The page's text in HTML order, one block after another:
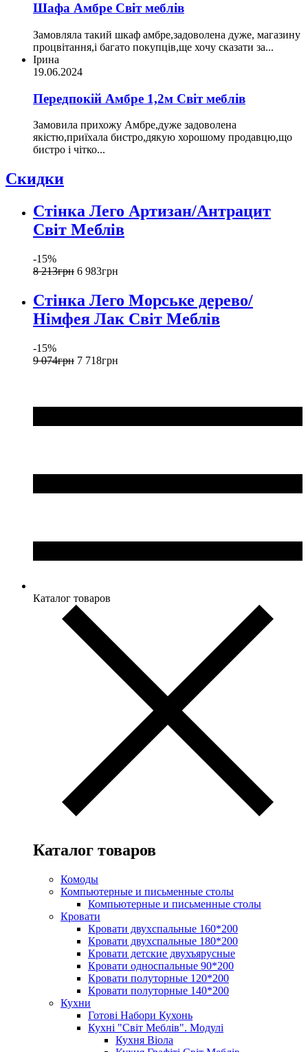
Шафа Амбре Світ меблів
Замовляла такий шкаф амбре,задоволена дуже, магазину
процвітання,і багато покупців,ще хочу сказати за...
Ірина
19.06.2024
Передпокій Амбре 1,2м Світ меблів
Замовила прихожу Амбре,дуже задоволена
якістю,приїхала бистро,дякую хорошому продавцю,що
бистро і чітко...
Скидки
Стінка Лего Артизан/Антрацит
Світ Меблів
-15%
8 213грн 6 983грн
Стінка Лего Морське дерево/
Німфея Лак Світ Меблів
-15%
9 074грн 7 718грн
Каталог товаров
Каталог товаров
Комоды
Компьютерные и письменные столы
Компьютерные и письменные столы
Кровати
Кровати двухспальные 160*200
Кровати двухспальные 180*200
Кровати детские двухъярусные
Кровати односпальные 90*200
Кровати полуторные 120*200
Кровати полуторные 140*200
Кухни
Готові Набори Кухонь
Кухні "Світ Меблів". Модулі
Кухня Віола